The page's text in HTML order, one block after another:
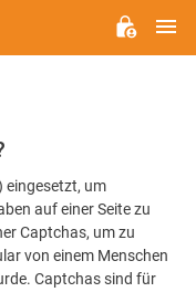
eingesetzt, um
auf einer Seite zu
Captchas, um zu
von einem Menschen
Captchas sind für